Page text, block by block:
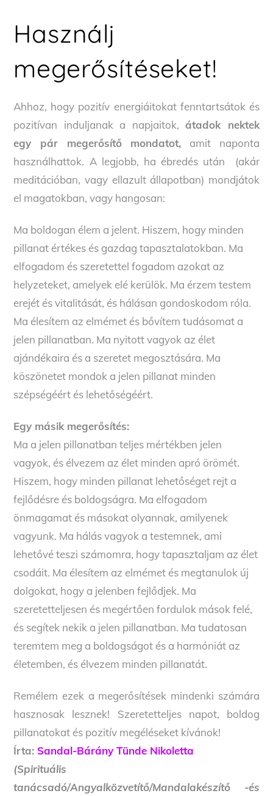
Használj
megerősítéseket!
Ahhoz, hogy pozitív energiáitokat fenntartsátok és
pozitívan induljanak a napjaitok,átadok nektek
egy pár megerősítő mondatot, amit naponta
használhattok. A legjobb, ha ébredés után (akár
meditációban, vagy ellazult állapotban) mondjátok
el magatokban, vagy hangosan:
Ma boldogan élem a jelent. Hiszem, hogy minden
pillanat értékes és gazdag tapasztalatokban. Ma
elfogadom és szeretettel fogadom azokat az
helyzeteket, amelyek elé kerülök. Ma érzem testem
erejét és vitalitását, és hálásan gondoskodom róla.
Ma élesítem az elmémet és bővítem tudásomat a
jelen pillanatban. Ma nyitott vagyok az élet
ajándékaira és a szeretet megosztására. Ma
köszönetet mondok a jelen pillanat minden
szépségéért és lehetőségéért.
Egy másik megerősítés:
Ma a jelen pillanatban teljes mértékben jelen
vagyok, és élvezem az élet minden apró örömét.
Hiszem, hogy minden pillanat lehetőséget rejt a
fejlődésre és boldogságra. Ma elfogadom
önmagamat és másokat olyannak, amilyenek
vagyunk. Ma hálás vagyok a testemnek, ami
lehetővé teszi számomra, hogy tapasztaljam az élet
csodáit. Ma élesítem az elmémet és megtanulok új
dolgokat, hogy a jelenben fejlődjek. Ma
szeretetteljesen és megértően fordulok mások felé,
és segítek nekik a jelen pillanatban. Ma tudatosan
teremtem meg a boldogságot és a harmóniát az
életemben, és élvezem minden pillanatát.
Remélem ezek a megerősítések mindenki számára
hasznosak lesznek! Szeretetteljes napot, boldog
pillanatokat és pozitív megéléseket kívánok!
Írta:Sandal-Bárány Tünde Nikoletta
(Spirituális
tanácsadó/Angyalközvetítő/Mandalakészítő -és